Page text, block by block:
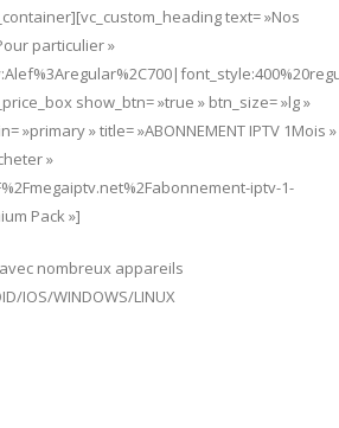
text= »Nos
particulier »
show_btn= »true » btn_size= »lg »
»primary » title= »ABONNEMENT IPTV 1Mois »
»
iptv-1-
Pack »]
avec nombreux appareils
IOS/WINDOWS/LINUX